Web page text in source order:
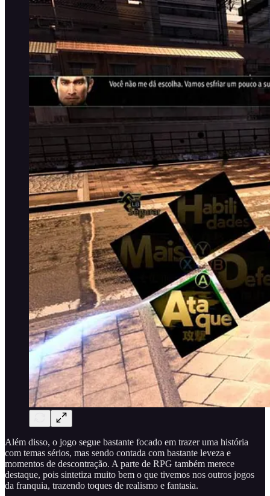
Além disso, o jogo segue bastante focado em trazer uma história
com temas sérios, mas sendo contada com bastante leveza e
momentos de descontração. A parte de RPG também merece
destaque, pois sintetiza muito bem o que tivemos nos outros jogos
da franquia, trazendo toques de realismo e fantasia.